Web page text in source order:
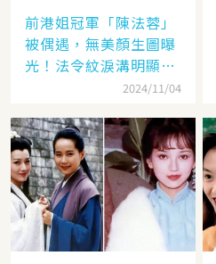
前港姐冠軍「陳法蓉」
被偶遇，無美顏生圖曝
光！法令紋淚溝明顯網
嘆：「絕世美女也會
2024/11/04